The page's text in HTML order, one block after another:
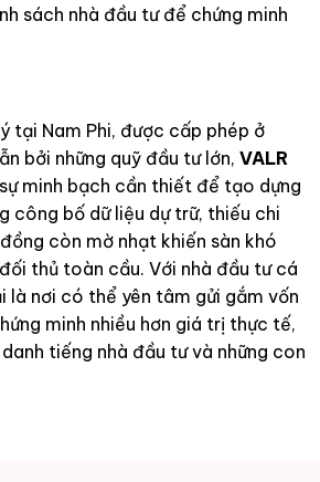
sách nhà đầu tư để chứng minh
tại Nam Phi, được cấp phép ở
bởi những quỹ đầu tư lớn, VALR
minh bạch cần thiết để tạo dựng
công bố dữ liệu dự trữ, thiếu chi
còn mờ nhạt khiến sàn khó
thủ toàn cầu. Với nhà đầu tư cá
là nơi có thể yên tâm gửi gắm vốn
minh nhiều hơn giá trị thực tế,
tiếng nhà đầu tư và những con